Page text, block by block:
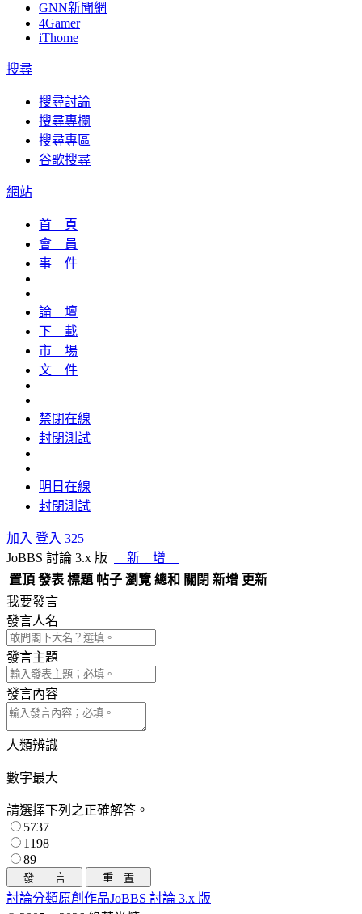
GNN新聞網
4Gamer
iThome
搜尋
搜尋討論
搜尋專欄
搜尋專區
谷歌搜尋
網站
首 頁
會 員
事 件
論 壇
下 載
市 場
文 件
禁閉在線
封閉測試
明日在線
封閉測試
加入 登入 325
JoBBS 討論 3.x 版
新 增
置頂 發表 標題 帖子 瀏覽 總和 關閉 新增 更新
我要發言
發言人名
發言主題
發言內容
人類辨識
數字最大
請選擇下列之正確解答。
5737
1198
89
討論分類原創作品JoBBS 討論 3.x 版